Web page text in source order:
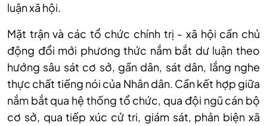
luận xã hội.
Mặt trận và các tổ chức chính trị - xã hội cần chủ
động đổi mới phương thức nắm bắt dư luận theo
hướng sâu sát cơ sở, gần dân, sát dân, lắng nghe
thực chất tiếng nói của Nhân dân. Cần kết hợp giữa
nắm bắt qua hệ thống tổ chức, qua đội ngũ cán bộ
cơ sở, qua tiếp xúc cử tri, giám sát, phản biện xã